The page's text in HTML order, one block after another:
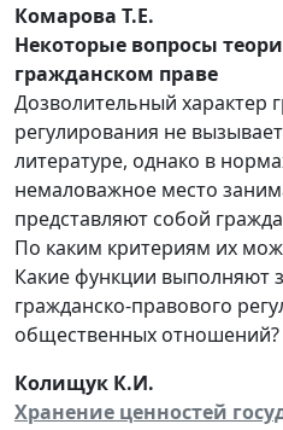
Комарова Т.Е.
Некоторые вопросы
гражданском праве
Дозволительный характер
регулирования не
литературе, однако в
немаловажное место
представляют собой
По каким критериям их
Какие функции выполняют
гражданско-правового
общественных отношений?
Колищук К.И.
Хранение ценностей